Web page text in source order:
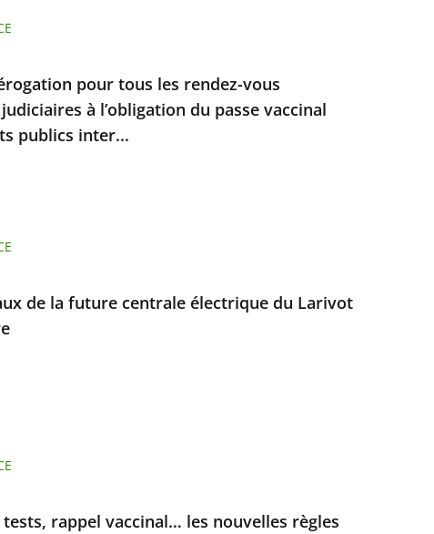
pour tous les rendez-vous
à l’obligation du passe vaccinal
publics inter...
de la future centrale électrique du Larivot
rappel vaccinal… les nouvelles règles